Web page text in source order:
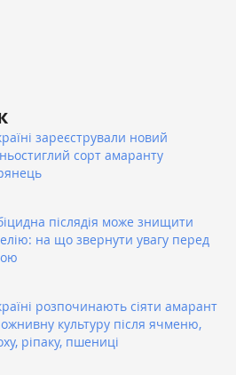
зареєстрували новий
сорт амаранту
післядія може знищити
на що звернути увагу перед
розпочинають сіяти амарант
культуру після ячменю,
ріпаку, пшениці